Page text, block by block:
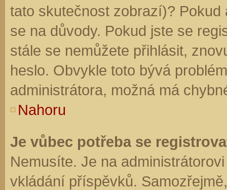
tato skutečnost zobrazí)?
se na důvody. Pokud jste se
stále se nemůžete přihlásit,
heslo. Obvykle toto bývá
administrátora, možná má
Nahoru
Je vůbec potřeba se
Nemusíte. Je na
vkládání příspěvků.